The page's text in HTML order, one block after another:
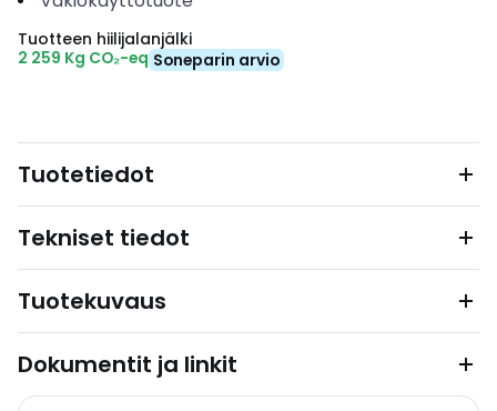
Tuotteen hiilijalanjälki
2 259 Kg CO₂-eq Soneparin arvio
Tuotetiedot
Tekniset tiedot
Tuotekuvaus
Dokumentit ja linkit